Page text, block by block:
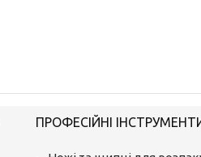
ПРОФЕСІЙНІ